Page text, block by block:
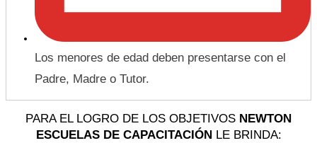
Los menores de edad deben presentarse con el
Padre, Madre o Tutor.
PARA EL LOGRO DE LOS OBJETIVOS NEWTON
ESCUELAS DE CAPACITACIÓNLE BRINDA: